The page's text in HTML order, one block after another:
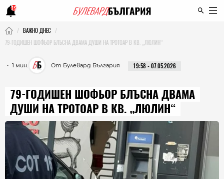
19
ВАЖНО ДНЕС
79-ГОДИШЕН ШОФЬОР БЛЪСНА ДВАМА ДУШИ НА ТРОТОАР В КВ. „ЛЮЛИН“
・ 1 мин. От Булевард България 19:58 - 07.05.2026
79-ГОДИШЕН ШОФЬОР БЛЪСНА ДВАМА
ДУШИ НА ТРОТОАР В КВ. „ЛЮЛИН“